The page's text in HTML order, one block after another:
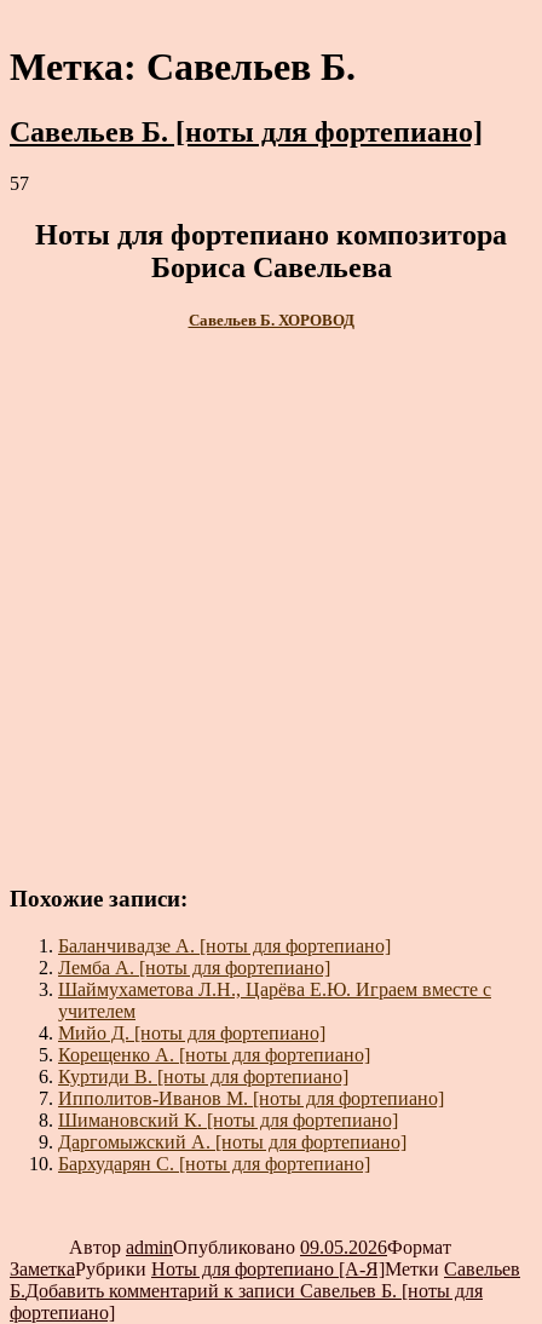
Метка: Савельев Б.
Савельев Б. [ноты для фортепиано]
57
Ноты для фортепиано композитора
Бориса Савельева
Савельев Б. ХОРОВОД
Похожие записи:
Баланчивадзе А. [ноты для фортепиано]
Лемба А. [ноты для фортепиано]
Шаймухаметова Л.Н., Царёва Е.Ю. Играем вместе с
учителем
Мийо Д. [ноты для фортепиано]
Корещенко А. [ноты для фортепиано]
Куртиди В. [ноты для фортепиано]
Ипполитов-Иванов М. [ноты для фортепиано]
Шимановский К. [ноты для фортепиано]
Даргомыжский А. [ноты для фортепиано]
Бархударян С. [ноты для фортепиано]
Автор adminОпубликовано 09.05.2026Формат
ЗаметкаРубрики Ноты для фортепиано [А-Я]Метки Савельев
Б.Добавить комментарий к записи Савельев Б. [ноты для
фортепиано]